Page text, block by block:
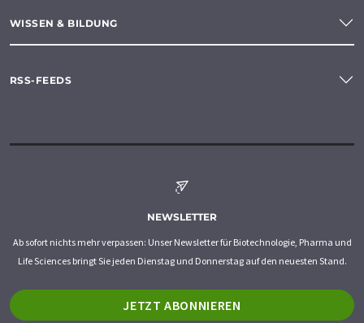
WISSEN & BILDUNG
RSS-FEEDS
NEWSLETTER
Ab sofort nichts mehr verpassen: Unser Newsletter für Biotechnologie, Pharma und
Life Sciences bringt Sie jeden Dienstag und Donnerstag auf den neuesten Stand.
JETZT ABONNIEREN